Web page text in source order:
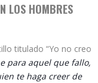
LOS HOMBRES
titulado “Yo no creo
para aquel que fallo,
te haga creer de